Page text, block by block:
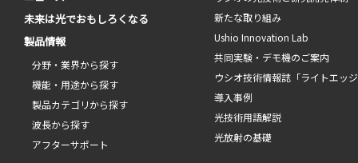
未来は光でおもしろくなる
製品情報
分野・業界から探す
機能・用途から探す
製品カテゴリから探す
波長から探す
アフターサポート
新たな取り組み
Ushio Innovation Lab
共同実験・デモ機のご案内
ウシオ技術情報誌「ライトエッ
導入事例
光技術用語解説
光放射の基礎